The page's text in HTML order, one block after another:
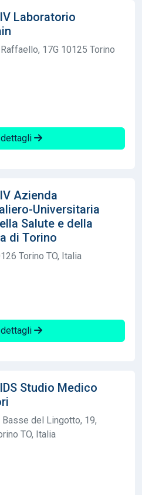
Laboratorio
17G 10125 Torino
Azienda
Universitaria
Salute e della
di Torino
Torino TO, Italia
Studio Medico
Basse del Lingotto, 19,
TO, Italia